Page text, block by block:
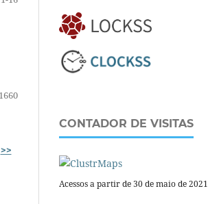
>>
CONTADOR DE VISITAS
Acessos a partir de 30 de maio de 2021